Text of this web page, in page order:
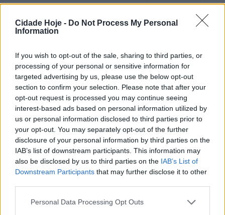
Cidade Hoje - Do Not Process My Personal
Information
If you wish to opt-out of the sale, sharing to third parties, or
processing of your personal or sensitive information for
targeted advertising by us, please use the below opt-out
section to confirm your selection. Please note that after your
opt-out request is processed you may continue seeing
interest-based ads based on personal information utilized by
us or personal information disclosed to third parties prior to
your opt-out. You may separately opt-out of the further
disclosure of your personal information by third parties on the
IAB’s list of downstream participants. This information may
also be disclosed by us to third parties on the IAB’s List of
Downstream Participants that may further disclose it to other
Personal Data Processing Opt Outs
de Deus.
A celebração, presidida pelo Arcipreste, o Pe.
Matriz Nova, com um momento de Oração Jovem,
para o qual estão convidados os Grupos de Jovens de
todas as paróquias. Segue a procissão eucarística, por
várias artérias da cidade até finalizar na Antiga Matriz,
sempre acompanhada com cânticos de louvor e
Adoração ao Santíssimo Sacramento.
Todas as comunidades paroquiais do Arciprestado